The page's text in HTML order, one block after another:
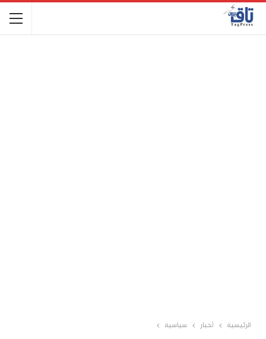
الرئيسية أخبار سياسية